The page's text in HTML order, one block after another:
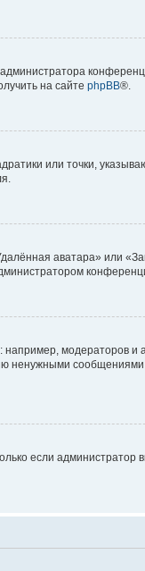
на сайте phpBB®.
или точки,
аватара» или
модераторов и
сообщениями
если администратор